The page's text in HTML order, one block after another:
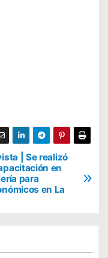
| Se realizó
en
para
en La